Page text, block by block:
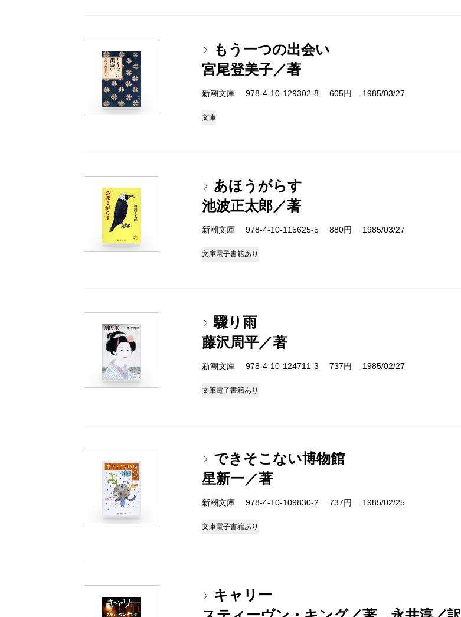
もう一つの出会い
宮尾登美子／著
新潮文庫 978-4-10-129302-8 605円 1985/03/27
文庫
あほうがらす
池波正太郎／著
新潮文庫 978-4-10-115625-5 880円 1985/03/27
文庫電子書籍あり
驟り雨
藤沢周平／著
新潮文庫 978-4-10-124711-3 737円 1985/02/27
文庫電子書籍あり
できそこない博物館
星新一／著
新潮文庫 978-4-10-109830-2 737円 1985/02/25
文庫電子書籍あり
キャリー